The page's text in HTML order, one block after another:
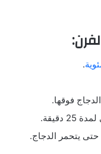
.
فوقها.
دقيقة.